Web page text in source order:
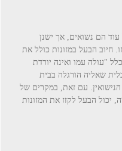
הם נשואים, אך ישנן
חיוב הבעל במזונות כולל את
"עולה עמו ואינה יורדת
שאליה הורגלה בבית
עם זאת, במקרים של
יכול הבעל לקזז את המזונות